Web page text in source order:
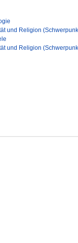
und Religion
und Religion